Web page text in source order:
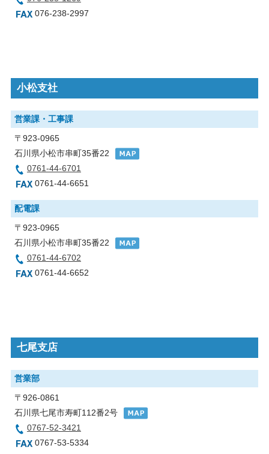
076-238-2997
小松支社
営業課・工事課
〒923-0965
石川県小松市串町35番22
0761-44-6701
0761-44-6651
配電課
〒923-0965
石川県小松市串町35番22
0761-44-6702
0761-44-6652
七尾支店
営業部
〒926-0861
石川県七尾市寿町112番2号
0767-52-3421
0767-53-5334